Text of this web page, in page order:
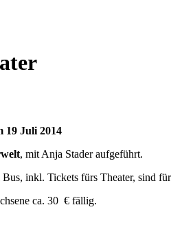
19 Juli 2014
, mit Anja Stader aufgeführt.
inkl. Tickets fürs Theater, sind für
ca. 30 € fällig.